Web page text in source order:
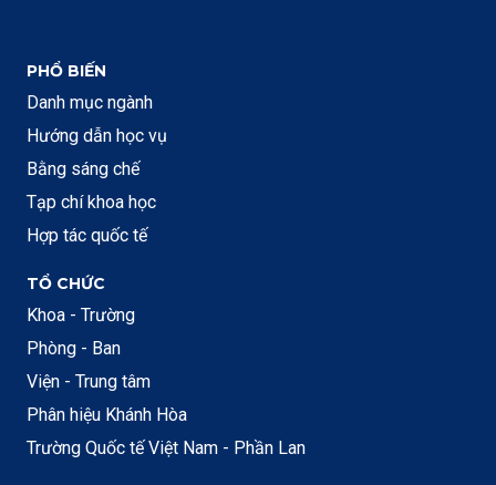
PHỔ BIẾN
Danh mục ngành
Hướng dẫn học vụ
Bằng sáng chế
Tạp chí khoa học
Hợp tác quốc tế
TỔ CHỨC
Khoa - Trường
Phòng - Ban
Viện - Trung tâm
Phân hiệu Khánh Hòa
Trường Quốc tế Việt Nam - Phần Lan